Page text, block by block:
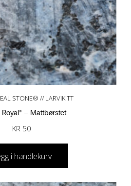
STONE® // LARVIKITT
Royal® – Mattbørstet
KR 50
i handlekurv